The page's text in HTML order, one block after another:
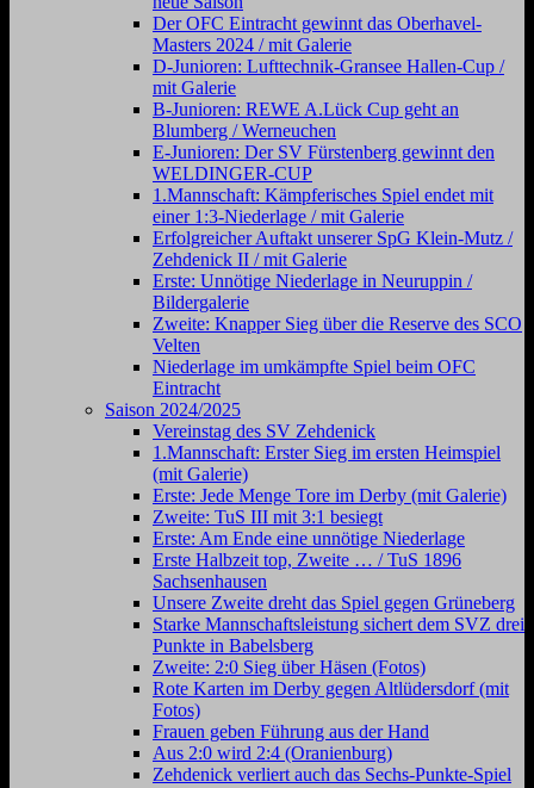
Der OFC Eintracht gewinnt das Oberhavel-
Masters 2024 / mit Galerie
D-Junioren: Lufttechnik-Gransee Hallen-Cup /
mit Galerie
B-Junioren: REWE A.Lück Cup geht an
Blumberg / Werneuchen
E-Junioren: Der SV Fürstenberg gewinnt den
WELDINGER-CUP
1.Mannschaft: Kämpferisches Spiel endet mit
einer 1:3-Niederlage / mit Galerie
Erfolgreicher Auftakt unserer SpG Klein-Mutz /
Zehdenick II / mit Galerie
Erste: Unnötige Niederlage in Neuruppin /
Bildergalerie
Zweite: Knapper Sieg über die Reserve des SCO
Velten
Niederlage im umkämpfte Spiel beim OFC
Eintracht
Saison 2024/2025
Vereinstag des SV Zehdenick
1.Mannschaft: Erster Sieg im ersten Heimspiel
(mit Galerie)
Erste: Jede Menge Tore im Derby (mit Galerie)
Zweite: TuS III mit 3:1 besiegt
Erste: Am Ende eine unnötige Niederlage
Erste Halbzeit top, Zweite … / TuS 1896
Sachsenhausen
Unsere Zweite dreht das Spiel gegen Grüneberg
Starke Mannschaftsleistung sichert dem SVZ drei
Punkte in Babelsberg
Zweite: 2:0 Sieg über Häsen (Fotos)
Rote Karten im Derby gegen Altlüdersdorf (mit
Fotos)
Frauen geben Führung aus der Hand
Aus 2:0 wird 2:4 (Oranienburg)
Zehdenick verliert auch das Sechs-Punkte-Spiel